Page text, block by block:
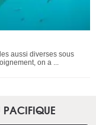
aussi diverses sous
on a ...
PACIFIQUE